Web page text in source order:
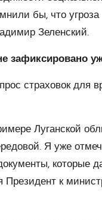
бы, что
Зеленский.
страховок для
Луганской
Я уже
которые
Президент к